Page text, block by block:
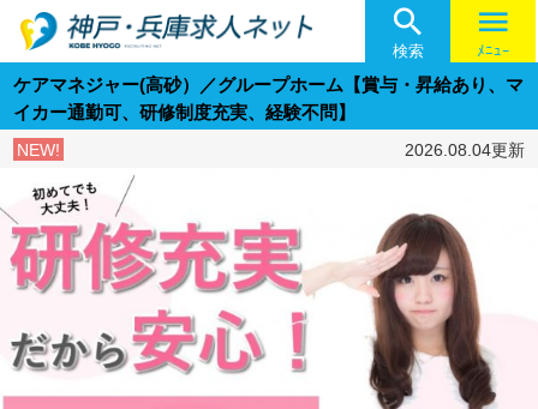

検索
menu
ﾒﾆｭｰ
ケアマネジャー(高砂）／グループホーム【賞与・昇給あり、マ
イカー通勤可、研修制度充実、経験不問】
NEW! 2026.08.04更新